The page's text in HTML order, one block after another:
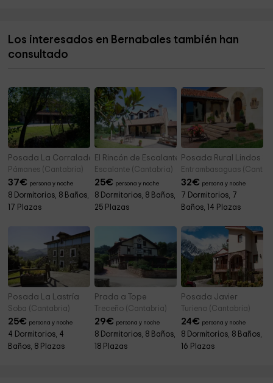
Valdecilla 3,7 km
Los interesados en Bernabales también han
consultado
Posada La Corralada
Pámanes (Cantabria)
37€ persona y noche
8 Dormitorios, 8 Baños,
17 Plazas
El Rincón de Escalante
Escalante (Cantabria)
25€ persona y noche
8 Dormitorios, 8 Baños,
25 Plazas
Posada Rural Lindos
Entrambasaguas
32€ persona y noche
7 Dormitorios, 7
Baños, 14 Plazas
Posada La Lastría
Soba (Cantabria)
25€ persona y noche
4 Dormitorios, 4
Baños, 8 Plazas
Prada a Tope
Treceño (Cantabria)
29€ persona y noche
8 Dormitorios, 8 Baños,
18 Plazas
Posada Javier
Turieno (Cantabria)
24€ persona y noche
8 Dormitorios, 8 Baños,
16 Plazas